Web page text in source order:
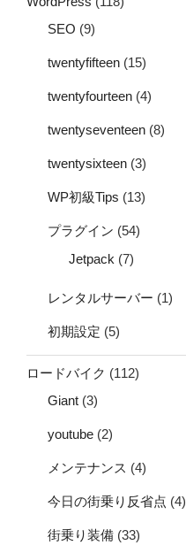
SEO (9)
twentyfifteen (15)
twentyfourteen (4)
twentyseventeen (8)
twentysixteen (3)
WP初級Tips (13)
プラグイン (54)
Jetpack (7)
レンタルサーバー (1)
初期設定 (5)
ロードバイク (112)
Giant (3)
youtube (2)
メンテナンス (4)
今日の街乗り反省点 (4)
街乗り装備 (33)